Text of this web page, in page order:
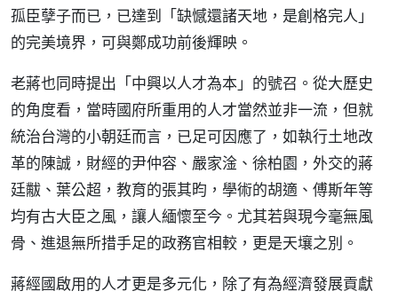
孤臣孽子而已，已達到「缺憾還諸天地，是創格完人」
的完美境界，可與鄭成功前後輝映。
老蔣也同時提出「中興以人才為本」的號召。從大歷史
的角度看，當時國府所重用的人才當然並非一流，但就
統治台灣的小朝廷而言，已足可因應了，如執行土地改
革的陳誠，財經的尹仲容、嚴家淦、徐柏園，外交的蔣
廷黻、葉公超，教育的張其昀，學術的胡適、傅斯年等
均有古大臣之風，讓人緬懷至今。尤其若與現今毫無風
骨、進退無所措手足的政務官相較，更是天壤之別。
蔣經國啟用的人才更是多元化，除了有為經濟發展貢獻